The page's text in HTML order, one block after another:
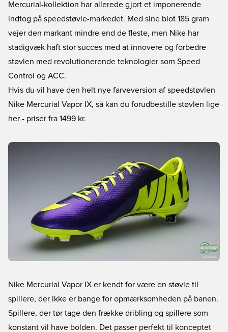
Mercurial-kollektion har allerede gjort et imponerende
indtog på speedstøvle-markedet. Med sine blot 185 gram
vejer den markant mindre end de fleste, men Nike har
stadigvæk haft stor succes med at innovere og forbedre
støvlen med revolutionerende teknologier som Speed
Control og ACC.
Hvis du vil have den helt nye farveversion af speedstøvlen
Nike Mercurial Vapor IX, så kan du forudbestille støvlen lige
her - priser fra 1499 kr.
Nike Mercurial Vapor IX er kendt for være en støvle til
spillere, der ikke er bange for opmærksomheden på banen.
Spillere, der tør tage den frække dribling og spillere som
konstant vil have bolden. Det passer perfekt til konceptet